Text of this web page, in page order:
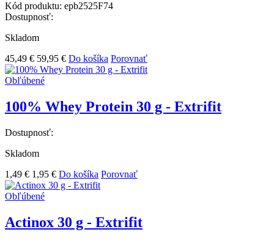
Kód produktu: epb2525F74
Dostupnosť:
Skladom
45,49 € 59,95 € Do košíka Porovnať
Obľúbené
100% Whey Protein 30 g - Extrifit
Dostupnosť:
Skladom
1,49 € 1,95 € Do košíka Porovnať
Obľúbené
Actinox 30 g - Extrifit